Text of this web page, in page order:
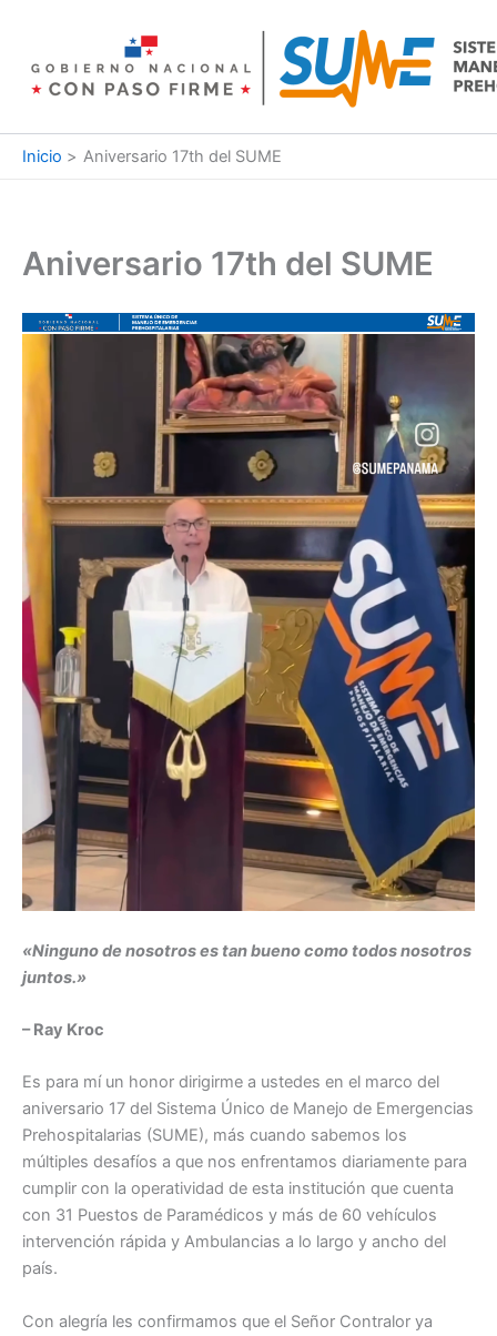
contenido
Inicio Aniversario 17th del SUME
Aniversario 17th del SUME
«Ninguno de nosotros es tan bueno como todos nosotros
juntos.»
– Ray Kroc
Es para mí un honor dirigirme a ustedes en el marco del
aniversario 17 del Sistema Único de Manejo de Emergencias
Prehospitalarias (SUME), más cuando sabemos los
múltiples desafíos a que nos enfrentamos diariamente para
cumplir con la operatividad de esta institución que cuenta
con 31 Puestos de Paramédicos y más de 60 vehículos
intervención rápida y Ambulancias a lo largo y ancho del
país.
Con alegría les confirmamos que el Señor Contralor ya